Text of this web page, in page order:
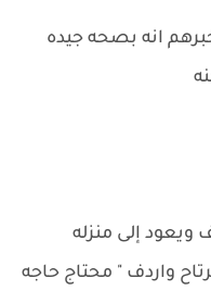
انه بصحه جيده
ويعود إلى منزله
واردف " محتاج حاجه